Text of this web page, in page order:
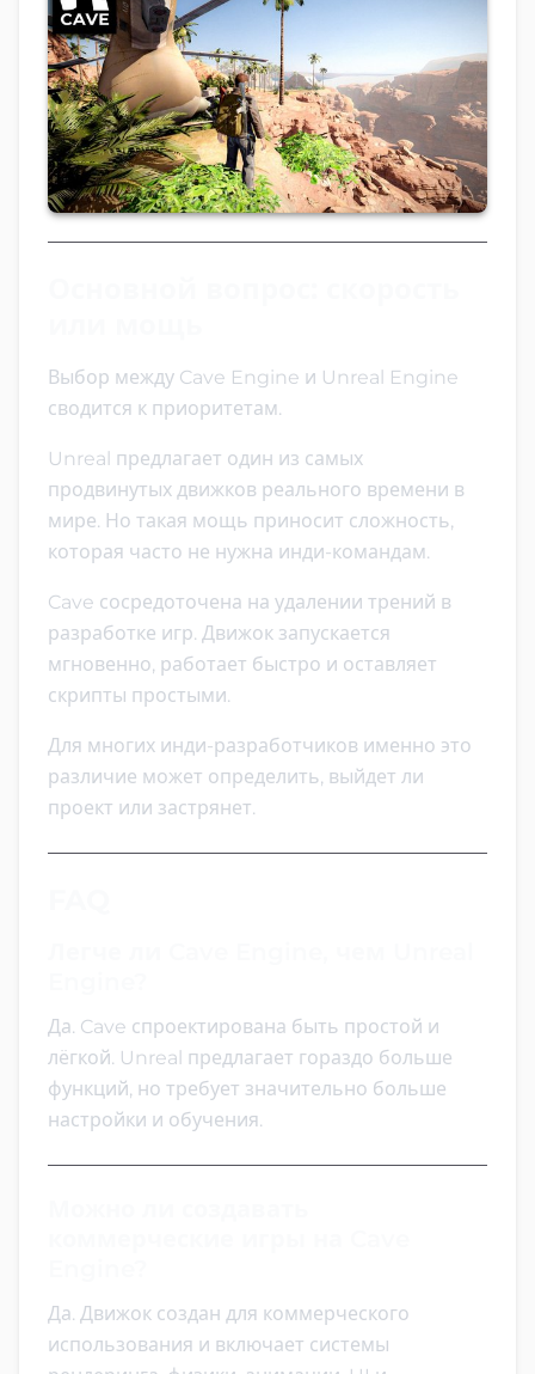
Выбор между Cave Engine и Unreal Engine
сводится к приоритетам.
Unreal предлагает один из самых
продвинутых движков реального времени в
мире. Но такая мощь приносит сложность,
которая часто не нужна инди-командам.
Cave сосредоточена на удалении трений в
разработке игр. Движок запускается
мгновенно, работает быстро и оставляет
скрипты простыми.
Для многих инди-разработчиков именно это
различие может определить, выйдет ли
проект или застрянет.
Да. Cave спроектирована быть простой и
лёгкой. Unreal предлагает гораздо больше
функций, но требует значительно больше
настройки и обучения.
Да. Движок создан для коммерческого
использования и включает системы